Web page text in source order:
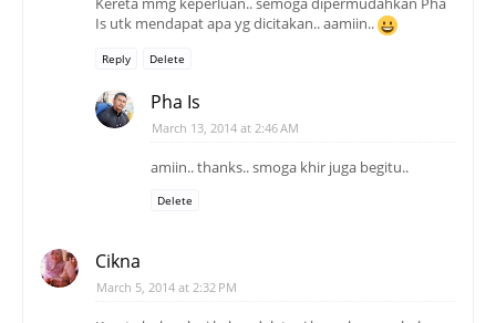
Is utk mendapat apa yg dicitakan.. aamiin..
Reply Delete
Pha Is
March 13, 2014 at 2:46 AM
amiin.. thanks.. smoga khir juga begitu..
Delete
Cikna
March 5, 2014 at 2:32 PM